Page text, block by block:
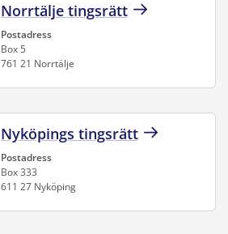
Norrtälje tingsrätt
Postadress
Box 5
761 21 Norrtälje
Nyköpings tingsrätt
Postadress
Box 333
611 27 Nyköping